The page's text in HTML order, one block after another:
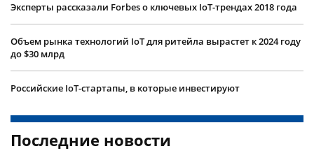
Эксперты рассказали Forbes о ключевых IoT-трендах 2018 года
Объем рынка технологий IoT для ритейла вырастет к 2024 году
до $30 млрд
Российские IoT-стартапы, в которые инвестируют
Последние новости